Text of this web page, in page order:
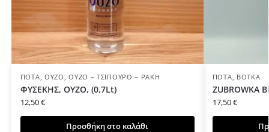
ΠΟΤΆ, ΟΎΖΟ ,ΟΎΖΟ – ΤΣΊΠΟΥΡΟ – ΡΑΚΉ
ΦΥΣΕΚΗΣ, ΟΥΖΟ, (0,7Lt)
12,50€
Προσθήκη στο καλάθι
ΠΟΤΆ, ΒΌΤΚΑ
ZUBROWKA
17,50€